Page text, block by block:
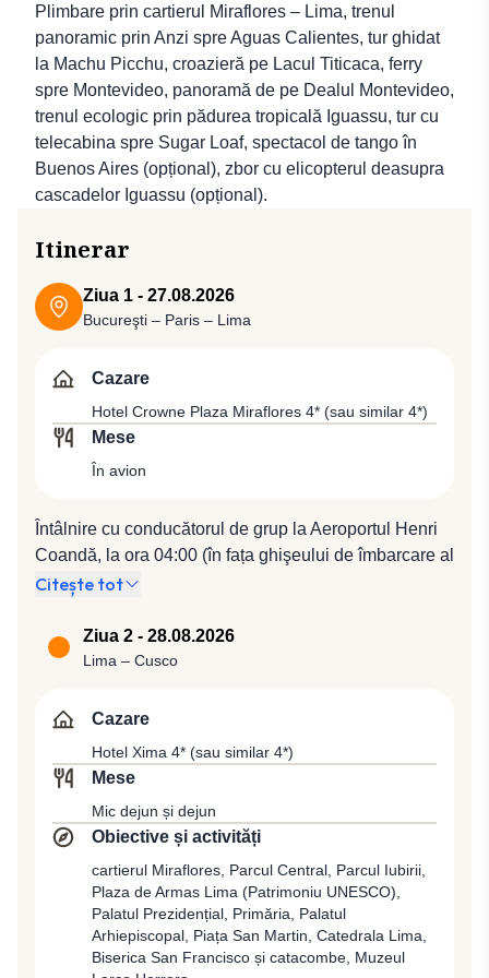
Plimbare prin cartierul Miraflores – Lima, trenul
panoramic prin Anzi spre Aguas Calientes, tur ghidat
la Machu Picchu, croazieră pe Lacul Titicaca, ferry
spre Montevideo, panoramă de pe Dealul Montevideo,
trenul ecologic prin pădurea tropicală Iguassu, tur cu
telecabina spre Sugar Loaf, spectacol de tango în
Buenos Aires (opțional), zbor cu elicopterul deasupra
cascadelor Iguassu (opțional).
Itinerar
Ziua 1 - 27.08.2026
Bucureşti – Paris – Lima
Cazare
Hotel Crowne Plaza Miraflores 4* (sau similar 4*)
Mese
În avion
Întâlnire cu conducătorul de grup la Aeroportul Henri
Coandă, la ora 04:00 (în fața ghişeului de îmbarcare al
companiei Air France). Plecare spre Paris cu
unde se va pleca cu zborul AF 500 (10:35 / 16:05)
spre Lima, capitala şi cel mai mare oraş din Peru,
cultural al ţării care se întinde pe malurile râurilor
aproape de portul Xallao de la Oceanul Pacific.
Transfer şi cazare la Hotel Crowne Plaza Miraflores 4*
(sau similar 4*).
Citește tot
Ziua 2 - 28.08.2026
Lima – Cusco
Cazare
Hotel Xima 4* (sau similar 4*)
Mese
Mic dejun și dejun
Obiective și activități
cartierul Miraflores, Parcul Central, Parcul Iubirii,
Plaza de Armas Lima (Patrimoniu UNESCO),
Palatul Prezidențial, Primăria, Palatul
Arhiepiscopal, Piața San Martin, Catedrala Lima,
Biserica San Francisco și catacombe, Muzeul